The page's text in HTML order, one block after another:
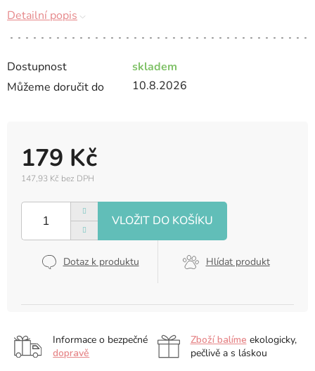
Dostupnost
skladem
Můžeme doručit do
10.8.2026
179 Kč
147,93 Kč bez DPH
cena:
Dotaz k produktu Hlídat produkt
Detailní popis
Informace o bezpečné
dopravě
Zboží balíme ekologicky,
pečlivě a s láskou